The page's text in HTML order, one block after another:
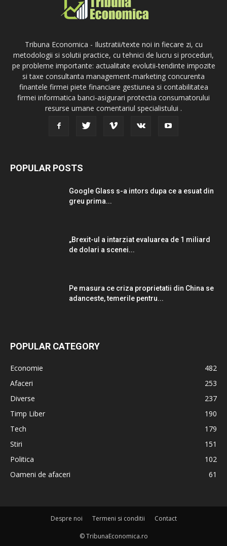
Tribuna Economica - Ilustratii/texte noi in fiecare zi, cu
metodologii si solutii practice, cu tehnici de lucru si proceduri,
pe probleme importante: actualitate evolutii-tendinte impozite
si taxe consultanta management-marketing concurenta
finantele firmei piete financiare gestiunea si contabilitatea
firmei informatica banci-asigurari protectia consumatorului
resurse umane comentariul specialistului .
POPULAR POSTS
Google Glass s-a intors dupa ce a esuat din
greu prima...
„Brexit-ul a intarziat evaluarea de 1 miliard
de dolari a scenei...
Pe masura ce criza proprietatii din China se
adanceste, temerile pentru...
POPULAR CATEGORY
Economie
482
Afaceri
253
Diverse
237
Timp Liber
190
Tech
179
Stiri
151
Politica
102
Oameni de afaceri
61
Despre noi Termeni si conditii Contact
© TribunaEconomica.ro